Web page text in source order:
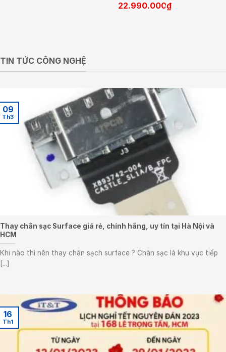
22.990.000₫
TIN TỨC CÔNG NGHỆ
Thay chân sạc Surface giá rẻ, chính hãng, uy tín tại Hà Nội và
HCM
Khi nào thì nên thay chân sạch surface ? Chân sạc là khu vực tiếp
[...]
09
Th3
16
Th1